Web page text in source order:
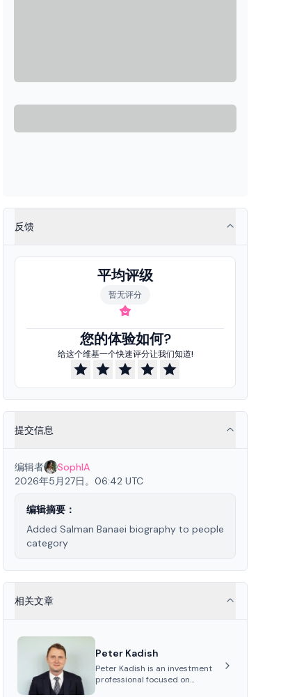
反馈
平均评级
暂无评分
您的体验如何?
给这个维基一个快速评分让我们知道!
提交信息
编辑者
SophIA
2026年5月27日。06:42 UTC
编辑摘要：
Added Salman Banaei biography to people
category
相关文章
Peter Kadish
Peter Kadish is an investment
professional focused on